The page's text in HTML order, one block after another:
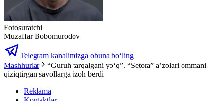
Fotosuratchi
Muzaffar Bobomurodov
Telegram kanalimizga obuna bo‘ling
Mashhurlar
“Guruh tarqalgani yo‘q”. “Setora” a’zolari ommani
qiziqtirgan savollarga izoh berdi
Reklama